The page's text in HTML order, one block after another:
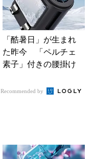
「酷暑日」が生まれ
た昨今 「ペルチェ
素子」付きの腰掛け
る？
Recommended by